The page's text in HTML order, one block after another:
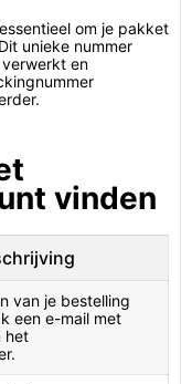
om je pakket
unieke nummer
en
vinden
van je bestelling
een e-mail met
het